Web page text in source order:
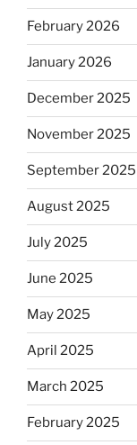
February 2026
January 2026
December 2025
November 2025
September 2025
August 2025
July 2025
June 2025
May 2025
April 2025
March 2025
February 2025